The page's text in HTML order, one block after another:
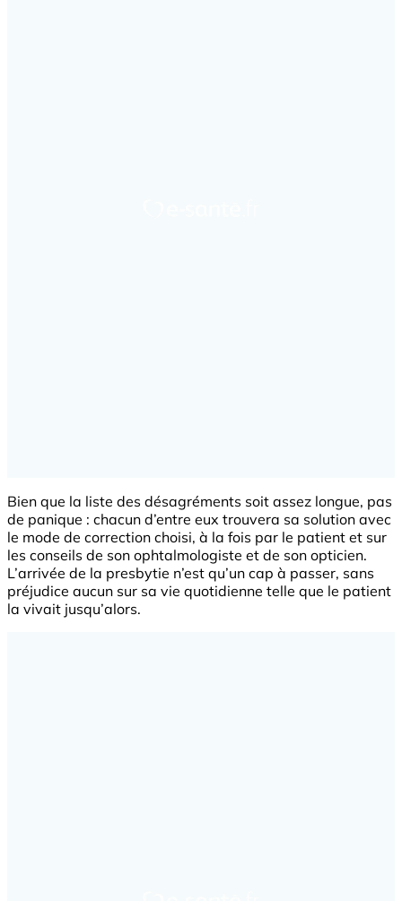
Bien que la liste des désagréments soit assez longue, pas
de panique : chacun d’entre eux trouvera sa solution avec
le mode de correction choisi, à la fois par le patient et sur
les conseils de son ophtalmologiste et de son opticien.
L’arrivée de la presbytie n’est qu’un cap à passer, sans
préjudice aucun sur sa vie quotidienne telle que le patient
la vivait jusqu’alors.